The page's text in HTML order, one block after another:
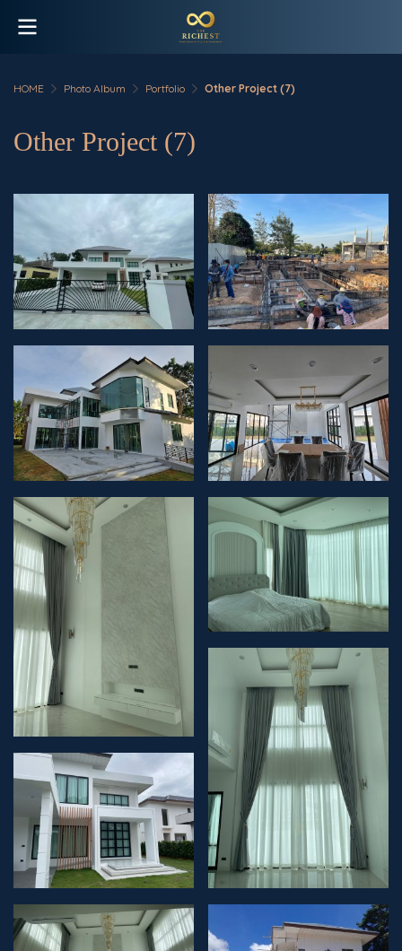
HOME Photo Album Portfolio Other Project (7)
Other Project (7)